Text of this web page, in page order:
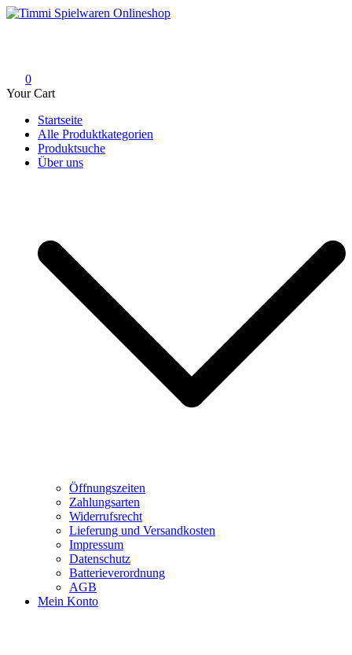
Skip
0
Your Cart
Startseite
Alle Produktkategorien
Produktsuche
Über uns
Öffnungszeiten
Zahlungsarten
Widerrufsrecht
Lieferung und Versandkosten
Impressum
Datenschutz
Batterieverordnung
AGB
Mein Konto